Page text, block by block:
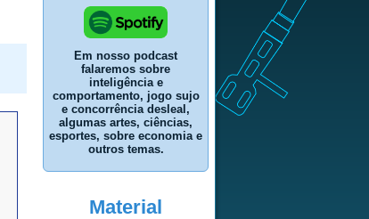
Em nosso podcast
falaremos sobre
inteligência e
comportamento, jogo sujo
e concorrência desleal,
algumas artes, ciências,
esportes, sobre economia e
outros temas.
Material